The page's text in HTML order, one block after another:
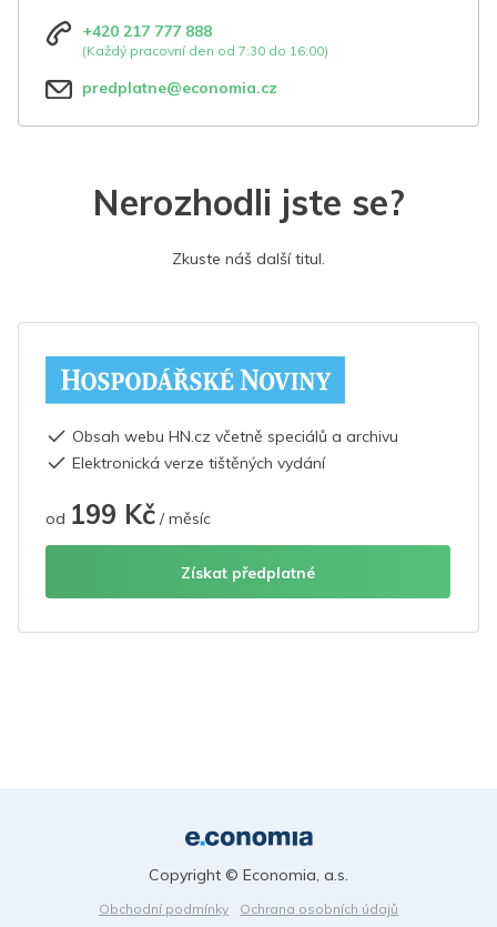
+420 217 777 888
(Každý pracovní den od 7:30 do 16:00)
predplatne@economia.cz
Nerozhodli jste se?
Zkuste náš další titul.
Obsah webu HN.cz včetně speciálů a archivu
Elektronická verze tištěných vydání
od 199 Kč / měsíc
Získat předplatné
Obchodní podmínky
Ochrana osobních údajů
Copyright © Economia, a.s.